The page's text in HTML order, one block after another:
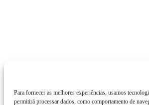
Para fornecer as melhores experiências, usamos
permitirá processar dados, como comportamento de